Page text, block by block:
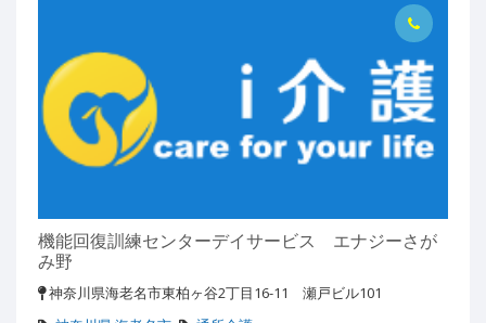
機能回復訓練センターデイサービス エナジーさが
み野
神奈川県海老名市東柏ヶ谷2丁目16-11 瀬戸ビル101